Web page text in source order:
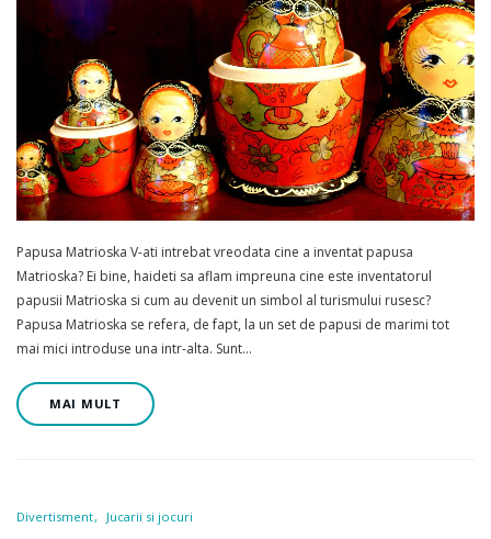
Papusa Matrioska V-ati intrebat vreodata cine a inventat papusa
Matrioska? Ei bine, haideti sa aflam impreuna cine este inventatorul
papusii Matrioska si cum au devenit un simbol al turismului rusesc?
Papusa Matrioska se refera, de fapt, la un set de papusi de marimi tot
mai mici introduse una intr-alta. Sunt…
MAI MULT
Divertisment Jucarii si jocuri